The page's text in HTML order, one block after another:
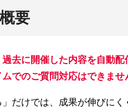
要
去に開催した内容を自動
でのご質問対応はできませ
」だけでは、成果が伸びに